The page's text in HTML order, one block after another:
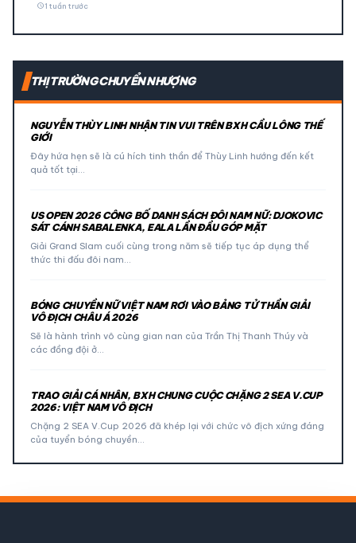
schedule1 tuần trước
THỊ TRƯỜNG CHUYỂN NHƯỢNG
NGUYỄN THÙY LINH NHẬN TIN VUI TRÊN BXH CẦU LÔNG THẾ
GIỚI
Đây hứa hẹn sẽ là cú hích tinh thần để Thùy Linh hướng đến kết
quả tốt tại…
US OPEN 2026 CÔNG BỐ DANH SÁCH ĐÔI NAM NỮ: DJOKOVIC
SÁT CÁNH SABALENKA, EALA LẦN ĐẦU GÓP MẶT
Giải Grand Slam cuối cùng trong năm sẽ tiếp tục áp dụng thể
thức thi đấu đôi nam…
BÓNG CHUYỀN NỮ VIỆT NAM RƠI VÀO BẢNG TỬ THẦN GIẢI
VÔ ĐỊCH CHÂU Á 2026
Sẽ là hành trình vô cùng gian nan của Trần Thị Thanh Thúy và
các đồng đội ở…
TRAO GIẢI CÁ NHÂN, BXH CHUNG CUỘC CHẶNG 2 SEA V.CUP
2026: VIỆT NAM VÔ ĐỊCH
Chặng 2 SEA V.Cup 2026 đã khép lại với chức vô địch xứng đáng
của tuyển bóng chuyền…